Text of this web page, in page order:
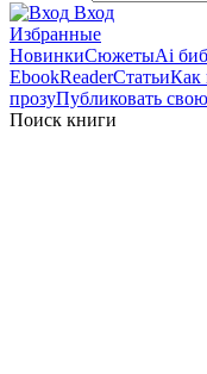
Вход
Избранные
НовинкиСюжетыAi
EbookReaderСтатьиКак
прозуПубликовать
Поиск книги